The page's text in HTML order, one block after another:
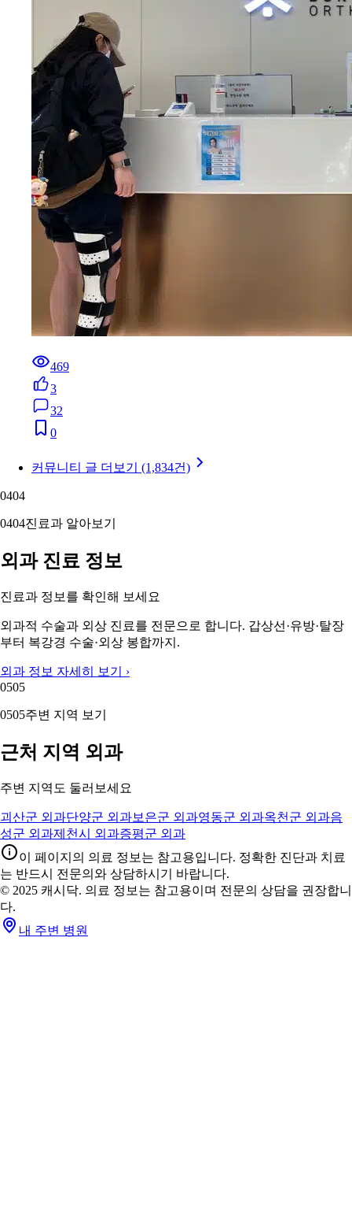
469
3
32
0
커뮤니티 글 더보기 (1,834건)
0404
0404진료과 알아보기
외과 진료 정보
진료과 정보를 확인해 보세요
외과적 수술과 외상 진료를 전문으로 합니다. 갑상선·유방·탈장
부터 복강경 수술·외상 봉합까지.
외과 정보 자세히 보기 ›
0505
0505주변 지역 보기
근처 지역 외과
주변 지역도 둘러보세요
괴산군 외과단양군 외과보은군 외과영동군 외과옥천군 외과음
성군 외과제천시 외과증평군 외과
이 페이지의 의료 정보는 참고용입니다. 정확한 진단과 치료
는 반드시 전문의와 상담하시기 바랍니다.
© 2025 캐시닥. 의료 정보는 참고용이며 전문의 상담을 권장합니
다.
내 주변 병원